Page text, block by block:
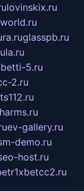
lovinskix.ru
glasspb.ru
5.ru
2.ru
ev-gallery.ru
demo.ru
host.ru